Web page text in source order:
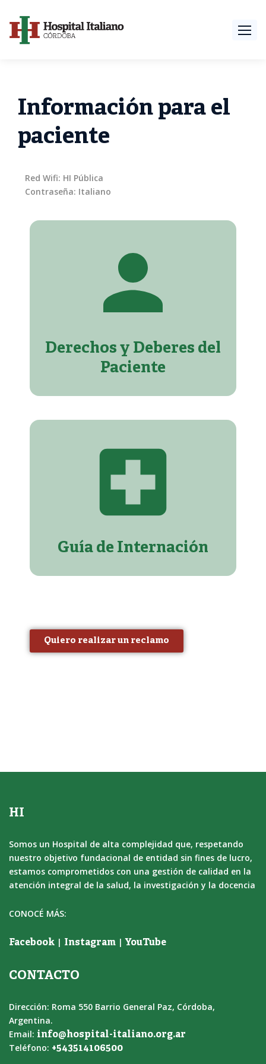
Información para el
paciente
Red Wifi: HI Pública
Contraseña: Italiano
Derechos y Deberes del
Paciente
Guía de Internación
Quiero realizar un reclamo
HI
Somos un Hospital de alta complejidad que, respetando
nuestro objetivo fundacional de entidad sin fines de lucro,
estamos comprometidos con una gestión de calidad en la
atención integral de la salud, la investigación y la docencia
CONOCÉ MÁS:
Facebook | Instagram |YouTube
CONTACTO
Dirección: Roma 550 Barrio General Paz, Córdoba,
Argentina.
Email: info@hospital-italiano.org.ar
Teléfono: +543514106500